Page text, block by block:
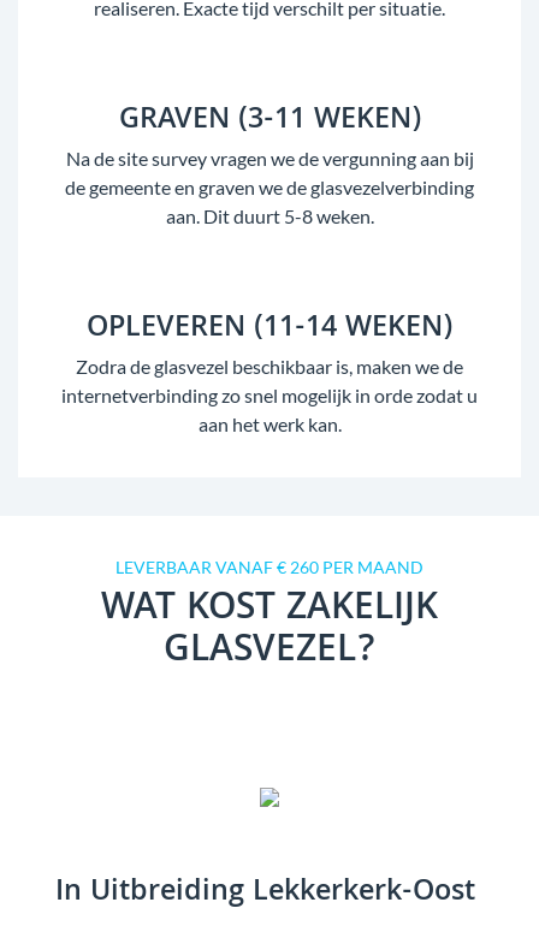
realiseren. Exacte tijd verschilt per situatie.
GRAVEN (3-11 WEKEN)
Na de site survey vragen we de vergunning aan bij
de gemeente en graven we de glasvezelverbinding
aan. Dit duurt 5-8 weken.
OPLEVEREN (11-14 WEKEN)
Zodra de glasvezel beschikbaar is, maken we de
internetverbinding zo snel mogelijk in orde zodat u
aan het werk kan.
LEVERBAAR VANAF € 260 PER MAAND
WAT KOST ZAKELIJK
GLASVEZEL?
In Uitbreiding Lekkerkerk-Oost